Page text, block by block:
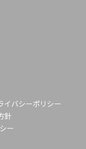
イバシーポリシー
針
ー